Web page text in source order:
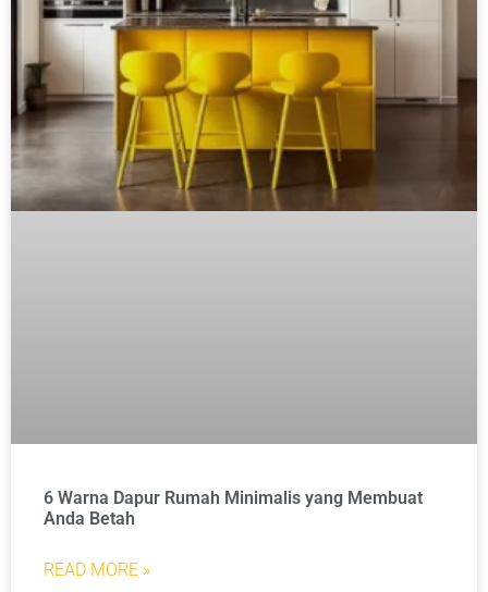
6 Warna Dapur Rumah Minimalis yang Membuat
Anda Betah
READ MORE »